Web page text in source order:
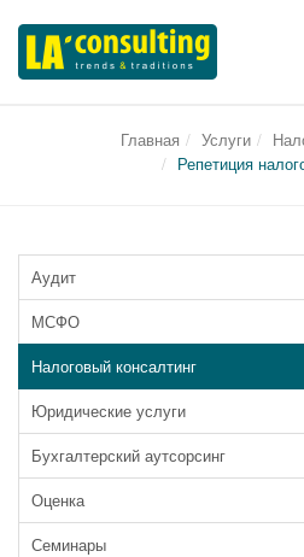
Главная Услуги
Репетиция
Аудит
МСФО
Налоговый консалтинг
Юридические услуги
Бухгалтерский аутсорсинг
Оценка
Семинары